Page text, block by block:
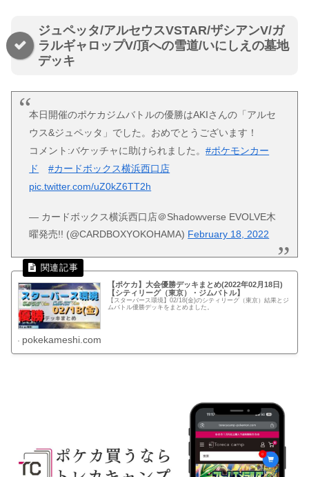
ジュペッタ/アルセウスVSTAR/ザシアンV/ガ
ラルギャロップV/頂への雪道/いにしえの墓地
デッキ
本日開催のポケカジムバトルの優勝はAKIさんの「アルセ
ウス&ジュペッタ」でした。おめでとうございます！
コメント:バケッチャに助けられました。#ポケモンカー
ド
#カードボックス横浜西口店
pic.twitter.com/uZ0kZ6TT2h
— カードボックス横浜西口店＠Shadowverse EVOLVE木
曜発売!! (@CARDBOXYOKOHAMA) February 18, 2022
【ポケカ】大会優勝デッキまとめ(2022年02月18日)
【シティリーグ（東京）・ジムバトル】
【スターバース環境】02/18(金)のシティリーグ（東京）結果とジ
ムバトル優勝デッキをまとめました。
pokekameshi.com